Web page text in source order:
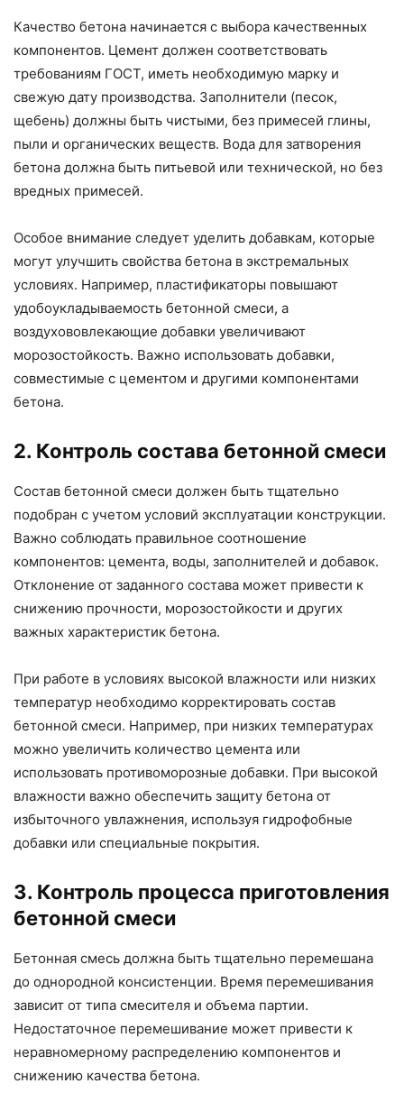
Качество бетона начинается с выбора качественных
компонентов. Цемент должен соответствовать
требованиям ГОСТ, иметь необходимую марку и
свежую дату производства. Заполнители (песок,
щебень) должны быть чистыми, без примесей глины,
пыли и органических веществ. Вода для затворения
бетона должна быть питьевой или технической, но без
вредных примесей.
Особое внимание следует уделить добавкам, которые
могут улучшить свойства бетона в экстремальных
условиях. Например, пластификаторы повышают
удобоукладываемость бетонной смеси, а
воздухововлекающие добавки увеличивают
морозостойкость. Важно использовать добавки,
совместимые с цементом и другими компонентами
бетона.
2. Контроль состава бетонной смеси
Состав бетонной смеси должен быть тщательно
подобран с учетом условий эксплуатации конструкции.
Важно соблюдать правильное соотношение
компонентов: цемента, воды, заполнителей и добавок.
Отклонение от заданного состава может привести к
снижению прочности, морозостойкости и других
важных характеристик бетона.
При работе в условиях высокой влажности или низких
температур необходимо корректировать состав
бетонной смеси. Например, при низких температурах
можно увеличить количество цемента или
использовать противоморозные добавки. При высокой
влажности важно обеспечить защиту бетона от
избыточного увлажнения, используя гидрофобные
добавки или специальные покрытия.
3. Контроль процесса приготовления
бетонной смеси
Бетонная смесь должна быть тщательно перемешана
до однородной консистенции. Время перемешивания
зависит от типа смесителя и объема партии.
Недостаточное перемешивание может привести к
неравномерному распределению компонентов и
снижению качества бетона.